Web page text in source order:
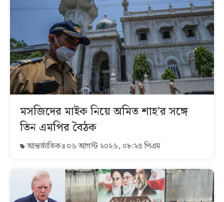
মসজিদের মাইক নিয়ে অমিত শাহ’র সঙ্গে
তিন এমপির বৈঠক
আন্তর্জাতিক ০৬ আগস্ট ২০২৬, ০৮:২৫ পিএম